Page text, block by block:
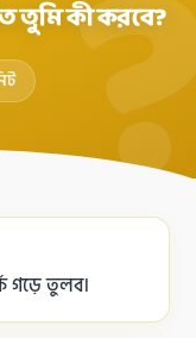
তুমি কী করবে?
গড়ে তুলব।